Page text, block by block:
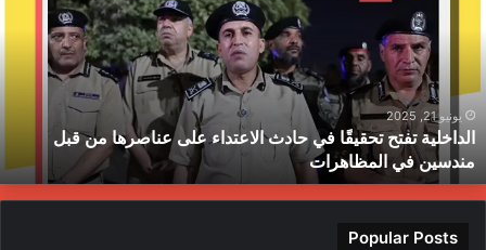
على
عناصرها
من
قبل
مندسين
في
المظاهرات
يونيو 21, 2025
الداخلية تفتح تحقيقًا في حادث الاعتداء على عناصرها من قبل
مندسين في المظاهرات
Popular Posts